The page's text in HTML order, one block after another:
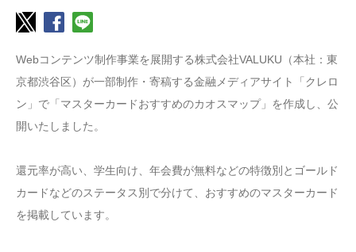
Webコンテンツ制作事業を展開する株式会社VALUKU（本社：東
京都渋谷区）が一部制作・寄稿する金融メディアサイト「クレロ
ン」で「マスターカードおすすめのカオスマップ」を作成し、公
開いたしました。
還元率が高い、学生向け、年会費が無料などの特徴別とゴールド
カードなどのステータス別で分けて、おすすめのマスターカード
を掲載しています。